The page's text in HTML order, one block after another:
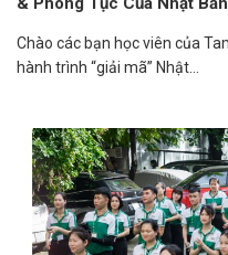
Chào các bạn học viên của
hành trình “giải mã” Nhật...